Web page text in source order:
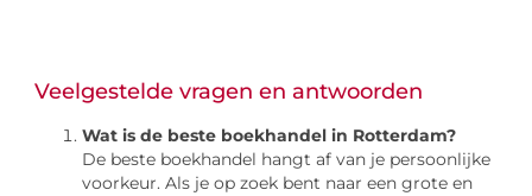
Veelgestelde vragen en antwoorden
Wat is de beste boekhandel in Rotterdam?
De beste boekhandel hangt af van je persoonlijke
voorkeur. Als je op zoek bent naar een grote en